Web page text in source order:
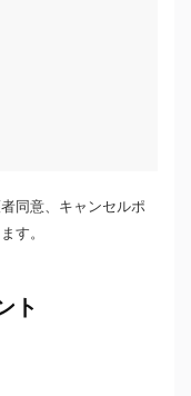
同意、キャンセルポ
す。
ト